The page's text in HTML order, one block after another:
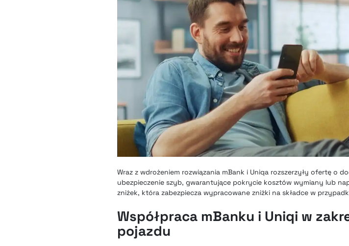
Wraz z wdrożeniem rozwiązania mBank i Uniqa rozszerzyły ofertę o
ubezpieczenie szyb, gwarantujące pokrycie kosztów wymiany lub
zniżek, która zabezpiecza wypracowane zniżki na składce w
Współpraca mBanku i Uniqi w
pojazdu